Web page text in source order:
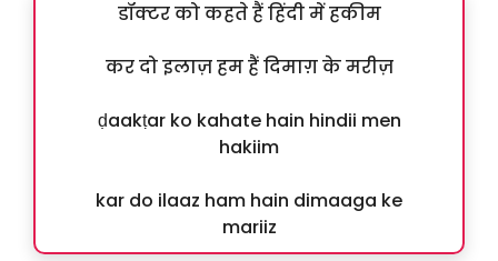
डॉक्टर को कहते हैं हिंदी में हकीम
कर दो इलाज़ हम हैं दिमाग़ के मरीज़
ḍaakṭar ko kahate hain hindii men
hakiim
kar do ilaaz ham hain dimaaga ke
mariiz